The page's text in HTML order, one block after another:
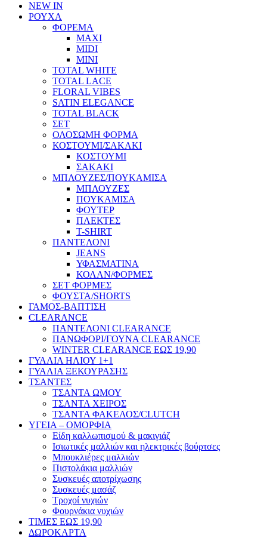
NEW IN
ΡΟΥΧΑ
ΦΟΡΕΜΑ
MAXI
MIDI
MINI
TOTAL WHITE
TOTAL LACE
FLORAL VIBES
SATIN ELEGANCE
TOTAL BLACK
ΣΕΤ
ΟΛΟΣΩΜΗ ΦΟΡΜΑ
ΚΟΣΤΟΥΜΙ/ΣΑΚΑΚΙ
ΚΟΣΤΟΥΜΙ
ΣΑΚΑΚΙ
ΜΠΛΟΥΖΕΣ/ΠΟΥΚΑΜΙΣΑ
ΜΠΛΟΥΖΕΣ
ΠΟΥΚΑΜΙΣΑ
ΦΟΥΤΕΡ
ΠΛΕΚΤΕΣ
T-SHIRT
ΠΑΝΤΕΛΟΝΙ
JEANS
ΥΦΑΣΜΑΤΙΝΑ
ΚΟΛΑΝ/ΦΟΡΜΕΣ
ΣΕΤ ΦΟΡΜΕΣ
ΦΟΥΣΤΑ/SHORTS
ΓΑΜΟΣ-ΒΑΠΤΙΣΗ
CLEARANCE
ΠΑΝΤΕΛΟΝΙ CLEARANCE
ΠΑΝΩΦΟΡΙ/ΓΟΥΝΑ CLEARANCE
WINTER CLEARANCE ΕΩΣ 19,90
ΓΥΑΛΙΑ ΗΛΙΟΥ 1+1
ΓΥΑΛΙΑ ΞΕΚΟΥΡΑΣΗΣ
ΤΣΑΝΤΕΣ
ΤΣΑΝΤΑ ΩΜΟΥ
ΤΣΑΝΤΑ ΧΕΙΡΟΣ
ΤΣΑΝΤΑ ΦΑΚΕΛΟΣ/CLUTCH
ΥΓΕΙΑ – ΟΜΟΡΦΙΑ
Είδη καλλωπισμού & μακιγιάζ
Ισιωτικές μαλλιών και ηλεκτρικές βούρτσες
Μπουκλιέρες μαλλιών
Πιστολάκια μαλλιών
Συσκευές αποτρίχωσης
Συσκευές μασάζ
Τροχοί νυχιών
Φουρνάκια νυχιών
ΤΙΜΕΣ ΕΩΣ 19,90
ΔΩΡΟΚΑΡΤΑ